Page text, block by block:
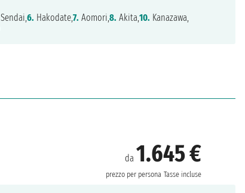
Sendai,6. Hakodate,7. Aomori,8. Akita,10. Kanazawa,
da 1.645 €
prezzo per persona Tasse incluse